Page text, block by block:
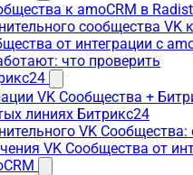
к amoCRM в
сообщества VK
от интеграции с
что проверить
VK Сообщества +
линиях Битрикс24
VK
VK Сообщества от